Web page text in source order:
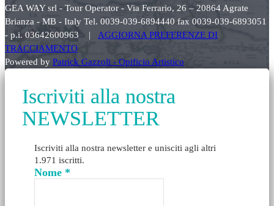
GEA WAY srl - Tour Operator - Via Ferrario, 26 – 20864 Agrate
Brianza - MB - Italy Tel. 0039-039-6894440 fax 0039-039-6893051
- p.i. 03642600963 | AGGIORNA PREFERENZE DI
TRACCIAMENTO
Powered by Patrick Gazzoli - Opificio Artistico
Iscriviti alla nostra
NEWSLETTER
Iscriviti alla nostra newsletter e unisciti agli altri
1.971 iscritti.
Nome *